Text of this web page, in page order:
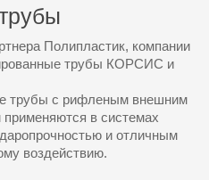
Полипластик, компании
трубы КОРСИС и
трубы с рифленым внешним
в системах
и отличным
воздействию.